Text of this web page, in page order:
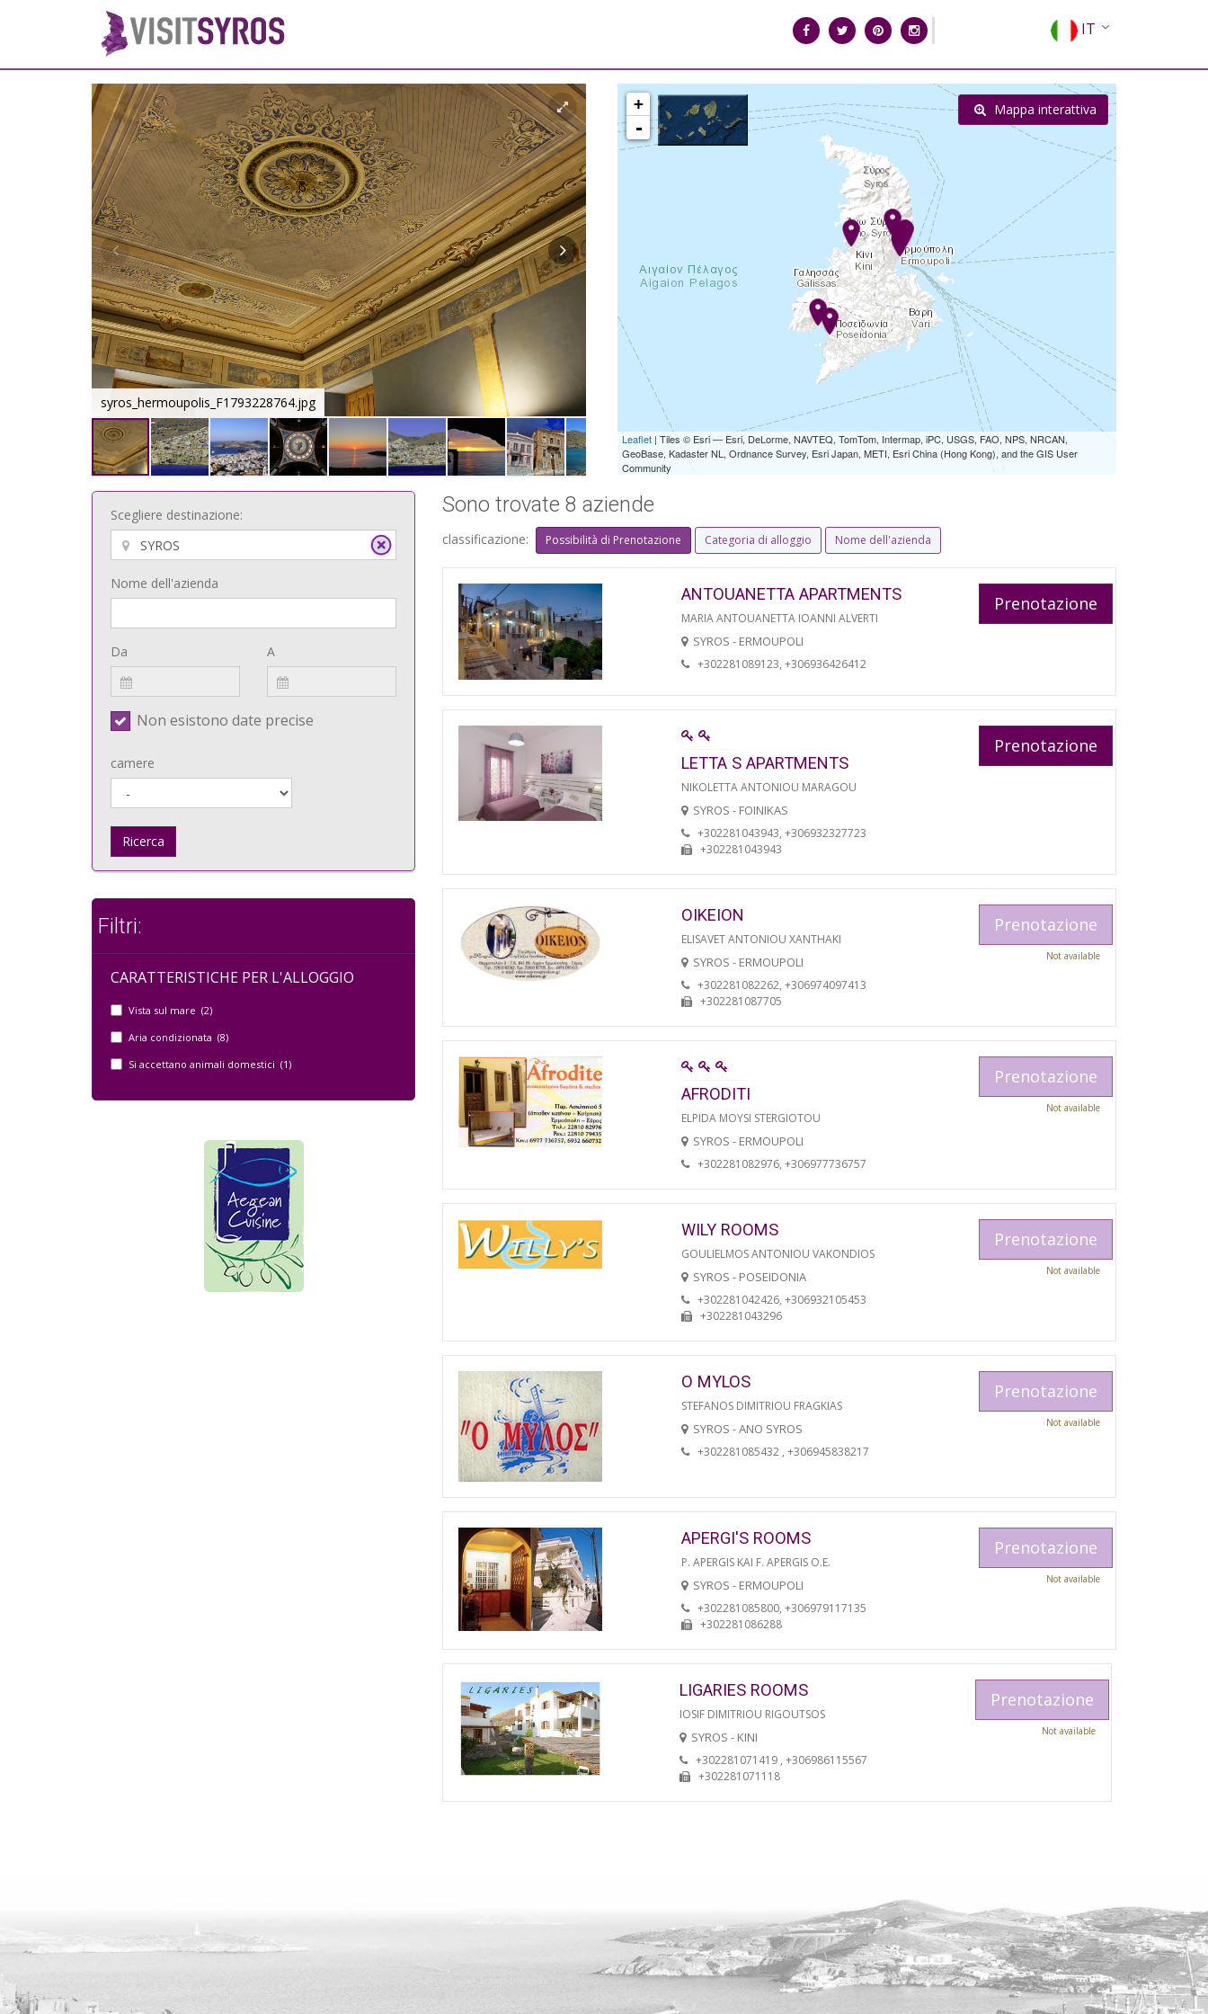
IT
EN
EL
RU
syros_hermoupolis_F1793228764.jpg syros_vaporia_F268133321.jpg
+
-
Leaflet | Tiles © Esri — Esri, DeLorme, NAVTEQ, TomTom, Intermap, iPC, USGS, FAO, NPS, NRCAN,
GeoBase, Kadaster NL, Ordnance Survey, Esri Japan, METI, Esri China (Hong Kong), and the GIS User
Community
Mappa interattiva
Scegliere destinazione:
Nome dell'azienda
Da A
Non esistono date precise
camere
Ricerca
Filtri:
CARATTERISTICHE PER L'ALLOGGIO
Vista sul mare (2)
Aria condizionata (8)
Si accettano animali domestici (1)
Sono trovate 8 aziende
classificazione: Possibilità di Prenotazione Categoria di alloggio Nome dell'azienda
ANTOUANETTA APARTMENTS
MARIA ANTOUANETTA IOANNI ALVERTI
SYROS - ERMOUPOLI
+302281089123, +306936426412
Prenotazione
LETTA S APARTMENTS
NIKOLETTA ANTONIOU MARAGOU
SYROS - FOINIKAS
+302281043943, +306932327723
+302281043943
Prenotazione
OIKEION
ELISAVET ANTONIOU XANTHAKI
SYROS - ERMOUPOLI
+302281082262, +306974097413
+302281087705
Prenotazione
Not available
AFRODITI
ELPIDA MOYSI STERGIOTOU
SYROS - ERMOUPOLI
+302281082976, +306977736757
Prenotazione
Not available
WILY ROOMS
GOULIELMOS ANTONIOU VAKONDIOS
SYROS - POSEIDONIA
+302281042426, +306932105453
+302281043296
Prenotazione
Not available
O MYLOS
STEFANOS DIMITRIOU FRAGKIAS
SYROS - ANO SYROS
+302281085432 , +306945838217
Prenotazione
Not available
APERGI'S ROOMS
P. APERGIS KAI F. APERGIS O.E.
SYROS - ERMOUPOLI
+302281085800, +306979117135
+302281086288
Prenotazione
Not available
LIGARIES ROOMS
IOSIF DIMITRIOU RIGOUTSOS
SYROS - KINI
+302281071419 , +306986115567
+302281071118
Prenotazione
Not available